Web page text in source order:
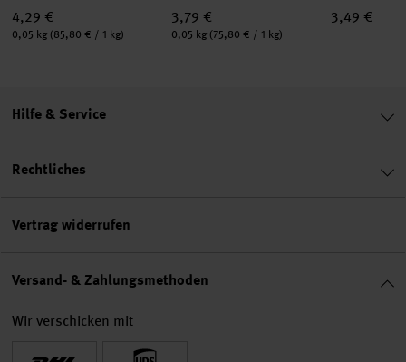
4,29 €
Inhalt:
0,05 kg (85,80 € / 1 kg)
3,79 €
Inhalt:
0,05 kg (75,80 € / 1 kg)
3,49 €
Hilfe & Service
Rechtliches
Vertrag widerrufen
Versand- & Zahlungsmethoden
Wir verschicken mit